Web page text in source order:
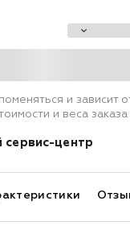
и зависит
и веса заказа
центр